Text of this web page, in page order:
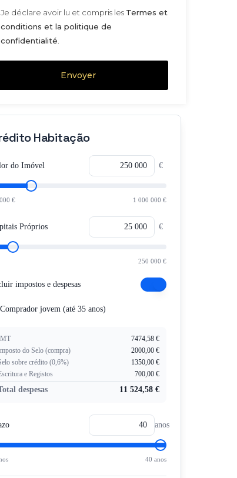
Je déclare avoir lu et compris les Termes et
conditions et la politique de
confidentialité
Envoyer